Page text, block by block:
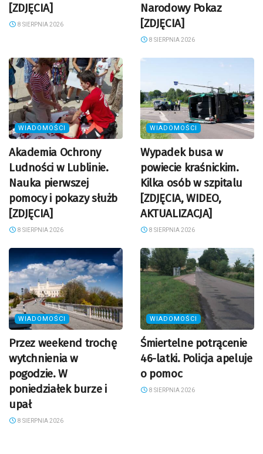
[ZDJĘCIA]
8 SIERPNIA 2026
Narodowy Pokaz
[ZDJĘCIA]
8 SIERPNIA 2026
WIADOMOŚCI
Akademia Ochrony
Ludności w Lublinie.
Nauka pierwszej
pomocy i pokazy służb
[ZDJĘCIA]
8 SIERPNIA 2026
WIADOMOŚCI
Wypadek busa w
powiecie kraśnickim.
Kilka osób w szpitalu
[ZDJĘCIA, WIDEO,
AKTUALIZACJA]
8 SIERPNIA 2026
WIADOMOŚCI
Przez weekend trochę
wytchnienia w
pogodzie. W
poniedziałek burze i
upał
8 SIERPNIA 2026
WIADOMOŚCI
Śmiertelne potrącenie
46-latki. Policja apeluje
o pomoc
8 SIERPNIA 2026